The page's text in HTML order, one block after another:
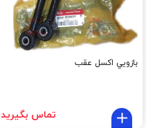
بازويي اکسل عقب
تماس بگیرید